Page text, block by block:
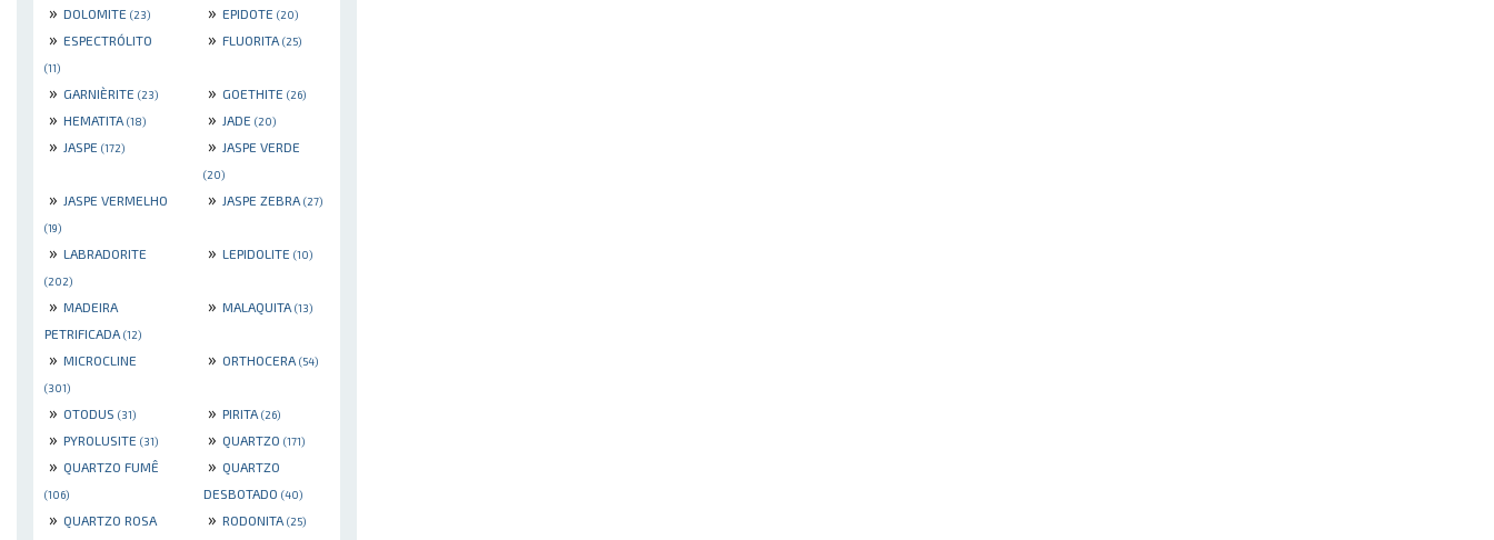
» DOLOMITE (23) » EPIDOTE (20)
» ESPECTRÓLITO
(11)
» FLUORITA (25)
» GARNIÈRITE (23) » GOETHITE (26)
» HEMATITA (18) » JADE (20)
» JASPE (172) » JASPE VERDE
(20)
» JASPE VERMELHO
(19)
» JASPE ZEBRA (27)
» LABRADORITE
(202)
» LEPIDOLITE (10)
» MADEIRA
PETRIFICADA (12)
» MALAQUITA (13)
» MICROCLINE
(301)
» ORTHOCERA (54)
» OTODUS (31) » PIRITA (26)
» PYROLUSITE (31) » QUARTZO (171)
» QUARTZO FUMÊ
(106)
» QUARTZO
DESBOTADO (40)
» QUARTZO ROSA » RODONITA (25)